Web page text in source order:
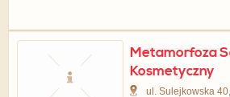
Metamorfoza
Kosmetyczny
ul. Sulejkowska